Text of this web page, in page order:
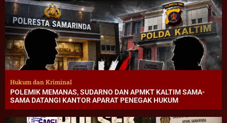
Hukum dan Kriminal
POLEMIK MEMANAS, SUDARNO DAN APMKT KALTIM SAMA-
SAMA DATANGI KANTOR APARAT PENEGAK HUKUM